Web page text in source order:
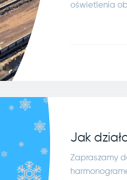
oświetlenia
Jak
Zapraszamy